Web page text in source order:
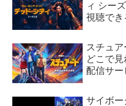
ィ シー
視聴でき
スチュ
どこで
配信サー
サイボ